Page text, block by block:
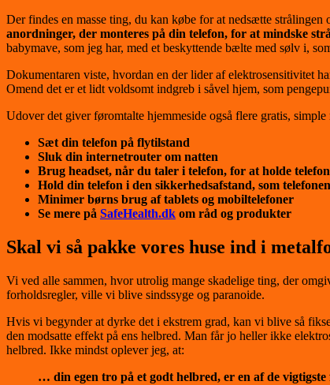
Der findes en masse ting, du kan købe for at nedsætte strålingen
anordninger, der monteres på din telefon, for at mindske
babymave, som jeg har, med et beskyttende bælte med sølv i,
Dokumentaren viste, hvordan en der lider af elektrosensitivitet
Omend det er et lidt voldsomt indgreb i såvel hjem, som
Udover det giver føromtalte hjemmeside også flere gratis,
Sæt din telefon på flytilstand
Sluk din internetrouter om natten
Brug headset, når du taler i telefon, for at holde
Hold din telefon i den sikkerhedsafstand, som
Minimer børns brug af tablets og mobiltelefoner
Se mere på SafeHealth.dk om råd og produkter
Skal vi så pakke vores huse ind i
Vi ved alle sammen, hvor utrolig mange skadelige ting, der
forholdsregler, ville vi blive sindssyge og paranoide.
Hvis vi begynder at dyrke det i ekstrem grad, kan vi blive så
den modsatte effekt på ens helbred. Man får jo heller ikke
helbred. Ikke mindst oplever jeg, at:
… din egen tro på et godt helbred, er en af de